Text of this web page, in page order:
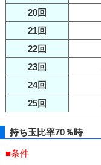
20回
21回
22回
23回
24回
25回
持ち玉比率70％時
■条件